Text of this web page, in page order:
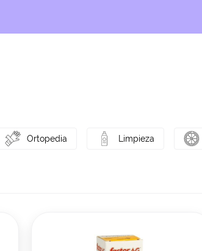
Ortopedia Limpieza